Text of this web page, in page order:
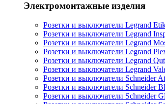
Электромонтажные изделия
Розетки и выключатели Legrand
Розетки и выключатели Legrand
Розетки и выключатели Legrand
Розетки и выключатели Legrand
Розетки и выключатели Legrand
Розетки и выключатели Legrand
Розетки и выключатели Schneider
Розетки и выключатели Schneider
Розетки и выключатели Schneider